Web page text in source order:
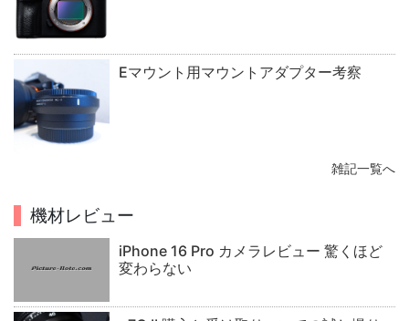
Eマウント用マウントアダプター考察
雑記一覧へ
機材レビュー
iPhone 16 Pro カメラレビュー 驚くほど
変わらない